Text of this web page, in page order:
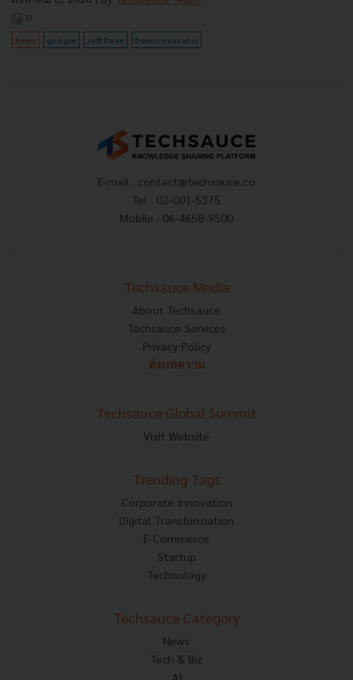
0
News google Jeff Dean Demis Hassabis
E-mail : contact@techsauce.co
Tel : 02-001-5375
Mobile : 06-4658-9500
Techsauce Media
About Techsauce
Techsauce Services
Privacy Policy
ส่งบทความ
Techsauce Global Summit
Visit Website
Trending Tags
Corporate Innovation
Digital Transformation
E-Commerce
Startup
Technology
Techsauce Category
News
Tech & Biz
AI